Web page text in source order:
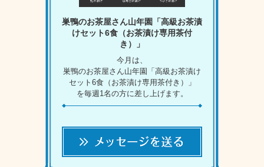
巣鴨のお茶屋さん山年園「高級お茶漬
けセット6食（お茶漬け専用茶付
き）」
今月は、
巣鴨のお茶屋さん山年園「高級お茶漬け
セット6食（お茶漬け専用茶付き）」
を毎週1名の方に差し上げます。